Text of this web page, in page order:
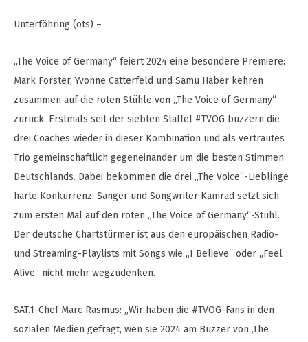
Unterföhring (ots) –
„The Voice of Germany“ feiert 2024 eine besondere Premiere:
Mark Forster, Yvonne Catterfeld und Samu Haber kehren
zusammen auf die roten Stühle von „The Voice of Germany“
zurück. Erstmals seit der siebten Staffel #TVOG buzzern die
drei Coaches wieder in dieser Kombination und als vertrautes
Trio gemeinschaftlich gegeneinander um die besten Stimmen
Deutschlands. Dabei bekommen die drei „The Voice“-Lieblinge
harte Konkurrenz: Sänger und Songwriter Kamrad setzt sich
zum ersten Mal auf den roten „The Voice of Germany“-Stuhl.
Der deutsche Chartstürmer ist aus den europäischen Radio-
und Streaming-Playlists mit Songs wie „I Believe“ oder „Feel
Alive“ nicht mehr wegzudenken.
SAT.1-Chef Marc Rasmus: „Wir haben die #TVOG-Fans in den
sozialen Medien gefragt, wen sie 2024 am Buzzer von ‚The